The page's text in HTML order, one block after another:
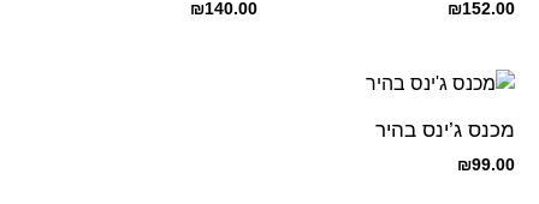
₪152.00
₪140.00
מכנס ג’ינס בהיר
₪99.00